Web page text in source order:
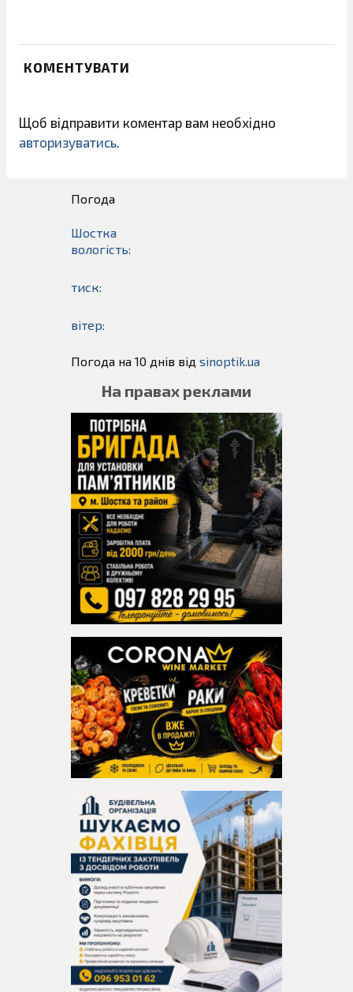
КОМЕНТУВАТИ
Щоб відправити коментар вам необхідно
авторизуватись.
Погода
Шостка
вологість:
тиск:
вітер:
Погода на 10 днів від sinoptik.ua
На правах реклами